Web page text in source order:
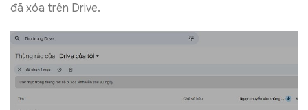
đã xóa trên Drive.